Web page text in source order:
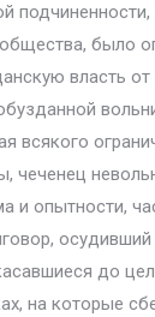
было
власть
всякого
чеченец
и опытности,
осудивший
до
на которые